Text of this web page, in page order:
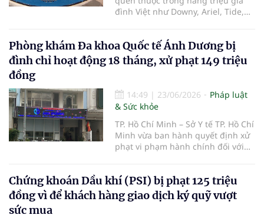
đình Việt như Downy, Ariel, Tide,
Việt Nam (P&G Việt Nam) vừa bị Ủy
ban Cạnh tranh Quốc gia xử phạt
390 triệu đồng do có hành vi vi
người tiêu dùng.
Phòng khám Đa khoa Quốc tế Ánh Dương bị
đình chỉ hoạt động 18 tháng, xử phạt 149 triệu
đồng
14:49 | 23/06/2026
Pháp luật
& Sức khỏe
TP. Hồ Chí Minh – Sở Y tế TP. Hồ Chí
Minh vừa ban hành quyết định xử
phạt vi phạm hành chính đối với
Bệnh viện Ánh Dương, với tổng số
tiền 149 triệu đồng do nhiều vi
phạm trong hoạt động khám, chữa
Chứng khoán Dầu khí (PSI) bị phạt 125 triệu
đồng vì để khách hàng giao dịch ký quỹ vượt
sức mua